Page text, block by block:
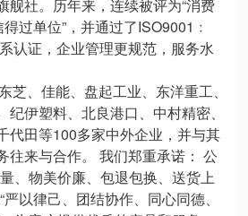
舰社。历年来，连续被评为“消费
过单位”，并通过了ISO9001﹕
认证，企业管理更规范，服务水
、佳能、盘起工业、东洋重工、
伊塑料、北良港口、中村精密、
代田等100多家中外企业，并与其
往来与合作。 我们郑重承诺： 公
、物美价廉、包退包换、送货上
以律己、团结协作、同心同德、